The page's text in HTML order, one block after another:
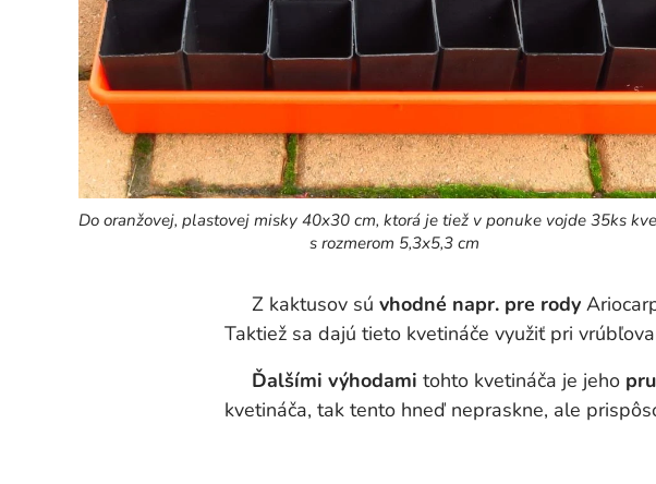
Do oranžovej, plastovej misky 40x30 cm, ktorá je tiež v ponuke vojde 35ks
s rozmerom 5,3x5,3 cm
Z kaktusov sú vhodné napr. pre rody
Taktiež sa dajú tieto kvetináče využiť pri
Ďalšími výhodami tohto kvetináča je jeho
kvetináča, tak tento hneď nepraskne, ale